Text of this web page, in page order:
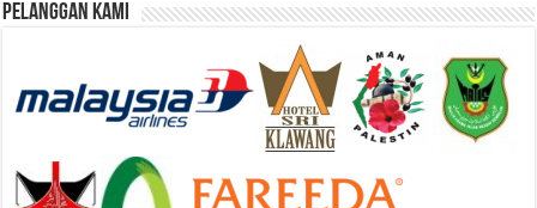
Pelanggan Kami